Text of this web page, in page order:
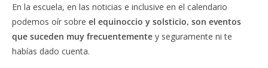
En la escuela, en las noticias e inclusive en el calendario
podemos oír sobre el equinoccio y solsticio, son eventos
que suceden muy frecuentemente y seguramente ni te
habías dado cuenta.